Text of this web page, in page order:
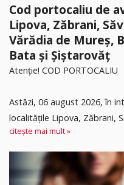
Cod portocaliu de
Lipova, Zăbrani,
Vărădia de Mureș,
Bata și Șiștarovăț
Atenție! COD PORTOCALIU
Astăzi, 06 august 2026, în
localitățile Lipova, Zăbrani,
citește mai mult »